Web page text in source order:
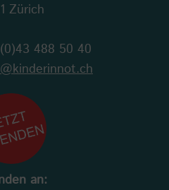
Zürich
488 50 40
an: